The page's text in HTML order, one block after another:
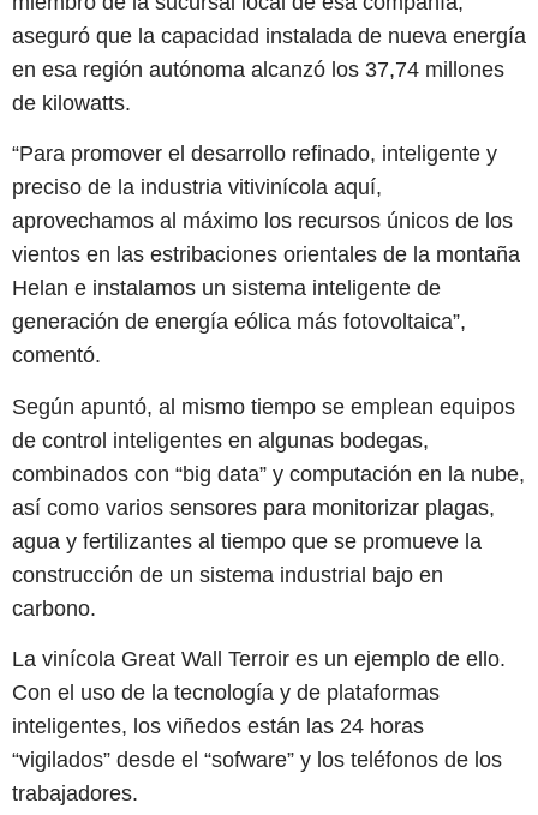
aseguró que la capacidad instalada de nueva energía
en esa región autónoma alcanzó los 37,74 millones
de kilowatts.
“Para promover el desarrollo refinado, inteligente y
preciso de la industria vitivinícola aquí,
aprovechamos al máximo los recursos únicos de los
vientos en las estribaciones orientales de la montaña
Helan e instalamos un sistema inteligente de
generación de energía eólica más fotovoltaica”,
comentó.
Según apuntó, al mismo tiempo se emplean equipos
de control inteligentes en algunas bodegas,
combinados con “big data” y computación en la nube,
así como varios sensores para monitorizar plagas,
agua y fertilizantes al tiempo que se promueve la
construcción de un sistema industrial bajo en
carbono.
La vinícola Great Wall Terroir es un ejemplo de ello.
Con el uso de la tecnología y de plataformas
inteligentes, los viñedos están las 24 horas
“vigilados” desde el “sofware” y los teléfonos de los
trabajadores.